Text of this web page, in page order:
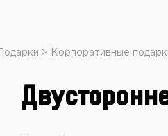
Подарки Корпоративные